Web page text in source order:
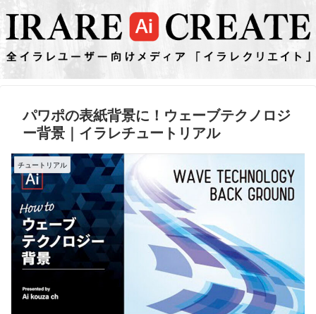
パワポの表紙背景に！ウェーブテクノロジ
ー背景｜イラレチュートリアル
チュートリアル